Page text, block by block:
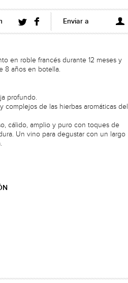
Enviar a
en roble francés durante 12 meses y
8 años en botella.
profundo.
complejos de las hierbas aromáticas del
cálido, amplio y puro con toques de
Un vino para degustar con un largo